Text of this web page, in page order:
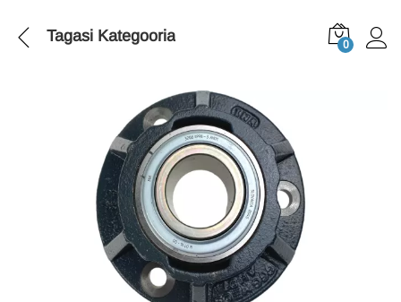
Tagasi Kategooria 0